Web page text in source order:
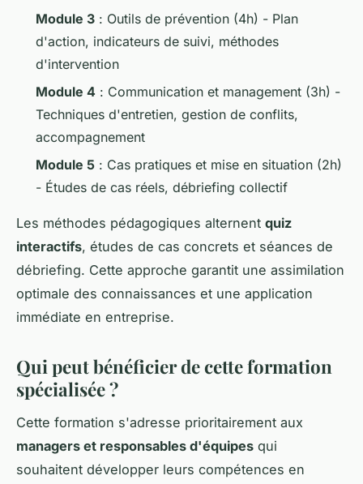
Module 3 : Outils de prévention (4h) - Plan
d'action, indicateurs de suivi, méthodes
d'intervention
Module 4 : Communication et management (3h) -
Techniques d'entretien, gestion de conflits,
accompagnement
Module 5 : Cas pratiques et mise en situation (2h)
- Études de cas réels, débriefing collectif
Les méthodes pédagogiques alternent quiz
interactifs, études de cas concrets et séances de
débriefing. Cette approche garantit une assimilation
optimale des connaissances et une application
immédiate en entreprise.
Qui peut bénéficier de cette formation
spécialisée ?
Cette formation s'adresse prioritairement aux
managers et responsables d'équipes qui
souhaitent développer leurs compétences en